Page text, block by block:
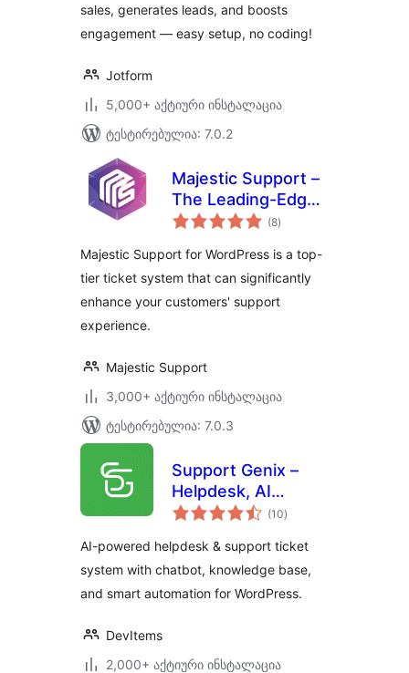
sales, generates leads, and boosts
engagement — easy setup, no coding!
Jotform
5,000+ აქტიური ინსტალაცია
ტესტირებულია: 7.0.2
Majestic Support –
The Leading-Edge
Help Desk &
Plugin
(8საერთო
რეიტინგი
)
Majestic Support for WordPress is a top-
tier ticket system that can significantly
enhance your customers' support
experience.
Majestic Support
3,000+ აქტიური ინსტალაცია
ტესტირებულია: 7.0.3
Support Genix –
Helpdesk, AI
Chatbot,
Customer Support
Ticketing System
(10საერთო
რეიტინგი
)
AI-powered helpdesk & support ticket
system with chatbot, knowledge base,
and smart automation for WordPress.
DevItems
2,000+ აქტიური ინსტალაცია